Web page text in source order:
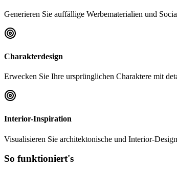
Generieren Sie auffällige Werbematerialien und
Charakterdesign
Erwecken Sie Ihre ursprünglichen Charaktere mit
Interior-Inspiration
Visualisieren Sie architektonische und Interior-
So funktioniert's